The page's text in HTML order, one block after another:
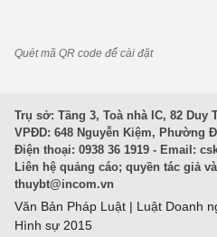
Quét mã QR code để cài đặt
Trụ sở: Tầng 3, Toà nhà IC, 82 Duy
VPĐD: 648 Nguyễn Kiệm, Phường
Điện thoại: 0938 36 1919 - Email:
Liên hệ quảng cáo; quyền tác giả
thuybt@incom.vn
Văn Bản Pháp Luật | Luật Doanh
Hình sự 2015